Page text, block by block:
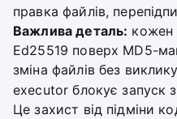
правка файлів,
Важлива деталь: кожен
Ed25519 поверх MD5-
зміна файлів без виклику
executor блокує запуск
Це захист від підміни